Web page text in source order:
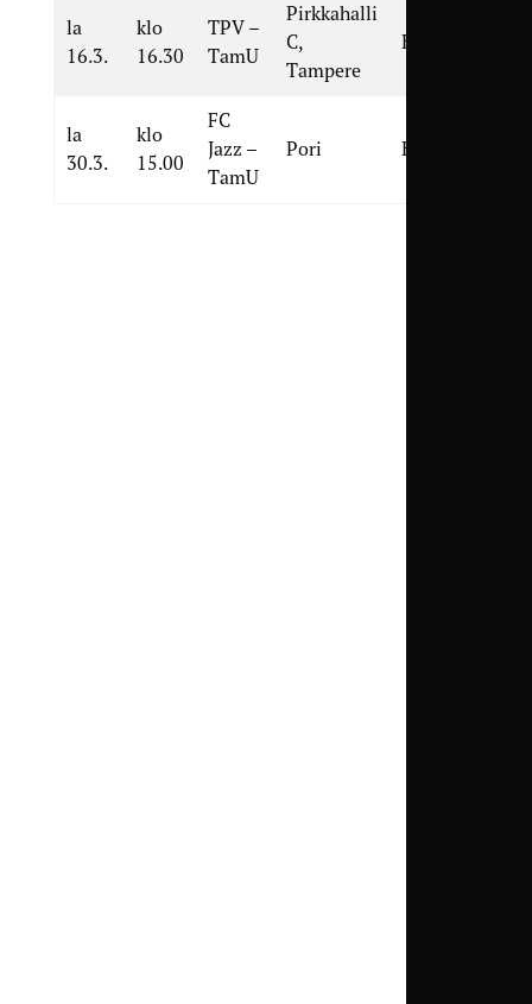
la
16.3.
klo
16.30
TPV –
TamU
Pirkkahalli
C,
Tampere
Harjoitusottelu
la
30.3.
klo
15.00
FC
Jazz –
TamU
Pori Harjoitusottelu